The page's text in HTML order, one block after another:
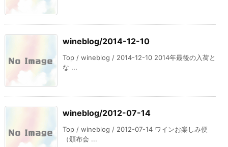
wineblog/2014-12-10
Top / wineblog / 2014-12-10 2014年最後の入荷と
な ...
wineblog/2012-07-14
Top / wineblog / 2012-07-14 ワインお楽しみ便
（頒布会 ...